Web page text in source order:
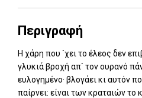
Περιγραφή
Η χάρη που `χει το έλεος δεν
γλυκιά βροχή απ` τον ουρανό
ευλογημένο· βλογάει κι αυτόν
παίρνει: είναι των κραταιών το